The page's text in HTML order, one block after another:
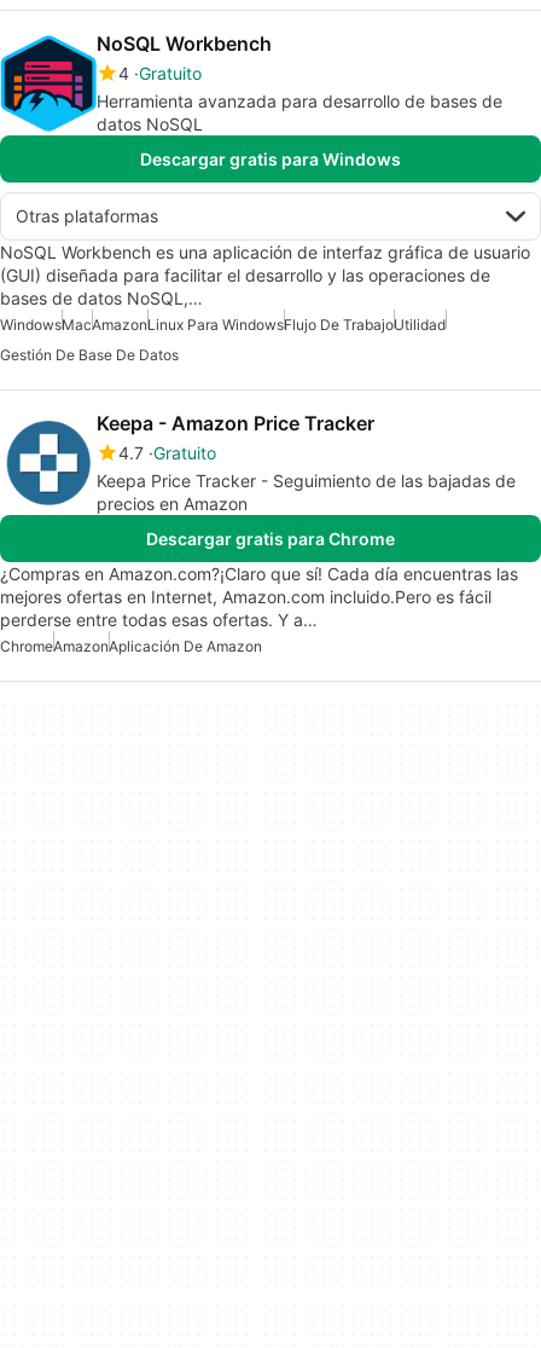
NoSQL Workbench
4 Gratuito
Herramienta avanzada para desarrollo de bases de
datos NoSQL
Descargar gratis para Windows
Otras plataformas
NoSQL Workbench es una aplicación de interfaz gráfica de usuario
(GUI) diseñada para facilitar el desarrollo y las operaciones de
bases de datos NoSQL,…
WindowsMacAmazonLinux Para WindowsFlujo De TrabajoUtilidad
Gestión De Base De Datos
Keepa - Amazon Price Tracker
4.7 Gratuito
Keepa Price Tracker - Seguimiento de las bajadas de
precios en Amazon
Descargar gratis para Chrome
¿Compras en Amazon.com?¡Claro que sí! Cada día encuentras las
mejores ofertas en Internet, Amazon.com incluido.Pero es fácil
perderse entre todas esas ofertas. Y a…
ChromeAmazonAplicación De Amazon